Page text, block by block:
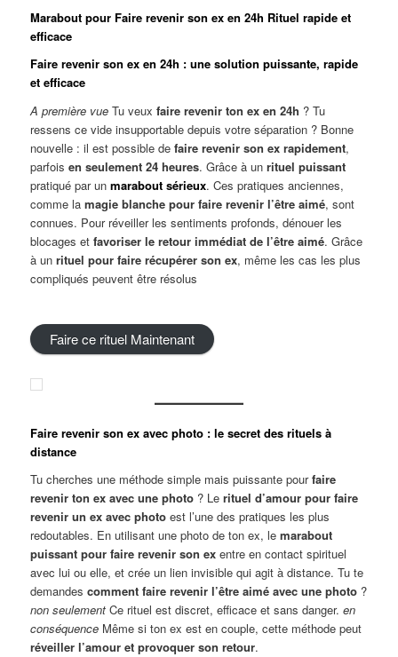
Marabout pour Faire revenir son ex en 24h Rituel rapide et
efficace
Faire revenir son ex en 24h : une solution puissante, rapide
et efficace
A première vue Tu veuxfaire revenir ton ex en 24h ? Tu
ressens ce vide insupportable depuis votre séparation ? Bonne
nouvelle : il est possible defaire revenir son ex rapidement,
parfoisen seulement 24 heures. Grâce à unrituel puissant
pratiqué par unmarabout sérieux. Ces pratiques anciennes,
comme lamagie blanche pour faire revenir l’être aimé, sont
connues. Pour réveiller les sentiments profonds, dénouer les
blocages etfavoriser le retour immédiat de l’être aimé. Grâce
à unrituel pour faire récupérer son ex, même les cas les plus
compliqués peuvent être résolus
Faire ce rituel Maintenant
Faire revenir son ex avec photo : le secret des rituels à
distance
Tu cherches une méthode simple mais puissante pourfaire
revenir ton ex avec une photo ? Lerituel d’amour pour faire
revenir un ex avec photo est l’une des pratiques les plus
redoutables. En utilisant une photo de ton ex, lemarabout
puissant pour faire revenir son ex entre en contact spirituel
avec lui ou elle, et crée un lien invisible qui agit à distance. Tu te
demandescomment faire revenir l’être aimé avec une photo ?
non seulement Ce rituel est discret, efficace et sans danger.en
conséquence Même si ton ex est en couple, cette méthode peut
réveiller l’amour et provoquer son retour.